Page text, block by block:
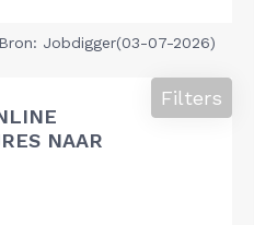
Bron: Jobdigger(03-07-2026)
NAAR
Filters